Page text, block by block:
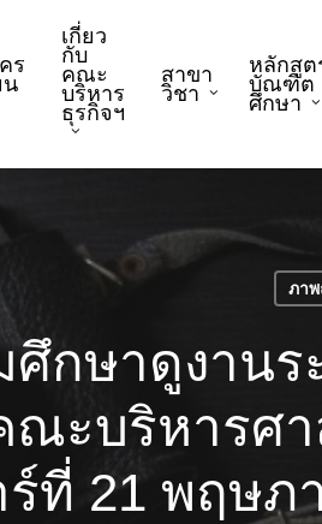
ร
น
เกี่ยว
กับ
คณะ
บริหาร
ธุรกิจฯ
สาขา
วิชา
หลักสูต
บัณฑิต
ศึกษา
ภาพ
ศึกษาดูงาน
ะบริหารศ
ร์ที่ 21 พฤษ